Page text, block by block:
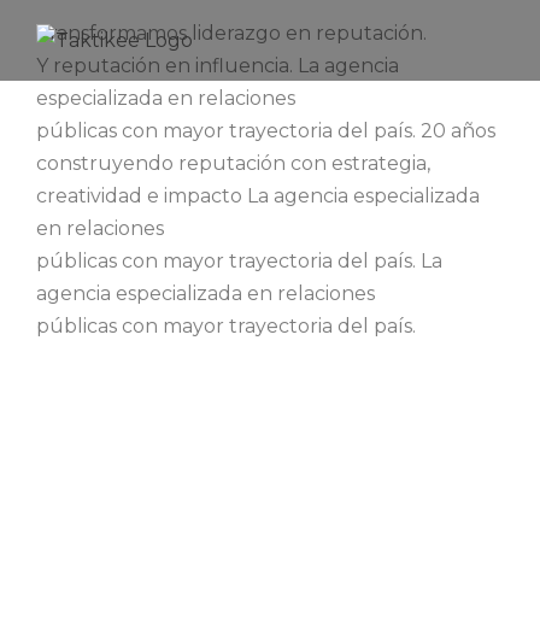
contenido
Transformamos liderazgo en reputación.
Y reputación en influencia. La agencia
especializada en relaciones
públicas con mayor trayectoria del país. 20 años
construyendo reputación con estrategia,
creatividad e impacto La agencia especializada
en relaciones
públicas con mayor trayectoria del país. La
agencia especializada en relaciones
públicas con mayor trayectoria del país.